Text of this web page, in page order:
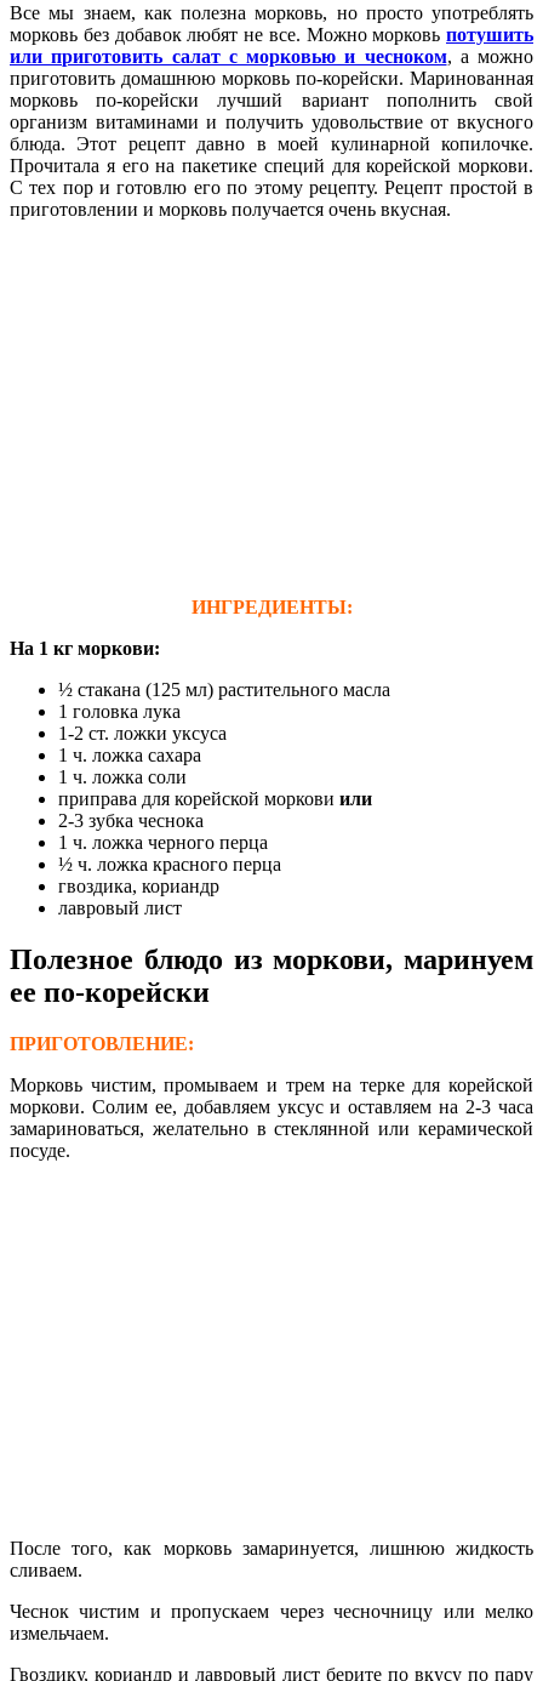
Все мы знаем, как полезна морковь, но просто употреблять
морковь без добавок любят не все. Можно морковь потушить
или приготовить салат с морковью и чесноком, а можно
приготовить домашнюю морковь по-корейски. Маринованная
морковь по-корейски лучший вариант пополнить свой
организм витаминами и получить удовольствие от вкусного
блюда. Этот рецепт давно в моей кулинарной копилочке.
Прочитала я его на пакетике специй для корейской моркови.
С тех пор и готовлю его по этому рецепту. Рецепт простой в
приготовлении и морковь получается очень вкусная.
ИНГРЕДИЕНТЫ:
На 1 кг моркови:
½ стакана (125 мл) растительного масла
1 головка лука
1-2 ст. ложки уксуса
1 ч. ложка сахара
1 ч. ложка соли
приправа для корейской моркови или
2-3 зубка чеснока
1 ч. ложка черного перца
½ ч. ложка красного перца
гвоздика, кориандр
лавровый лист
Полезное блюдо из моркови, маринуем
ее по-корейски
ПРИГОТОВЛЕНИЕ:
Морковь чистим, промываем и трем на терке для корейской
моркови. Солим ее, добавляем уксус и оставляем на 2-3 часа
замариноваться, желательно в стеклянной или керамической
посуде.
После того, как морковь замаринуется, лишнюю жидкость
сливаем.
Чеснок чистим и пропускаем через чесночницу или мелко
измельчаем.
Гвоздику, кориандр и лавровый лист берите по вкусу по пару